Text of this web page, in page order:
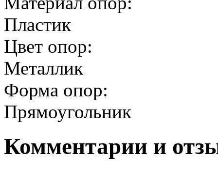
Пластик
Цвет опор:
Металлик
Форма опор:
Прямоугольник
Комментарии и